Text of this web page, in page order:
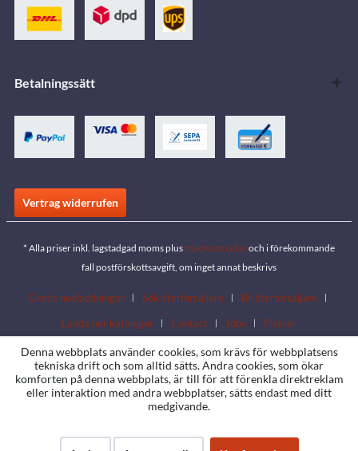
Betalningssätt
Vertrag widerrufen
* Alla priser inkl. lagstadgad moms plusfraktkostnaderoch i förekommande
fall postförskottsavgift, om inget annat beskrivs
Gratis nedladdningar Sök återförsäljare
Bli återförsäljare
Ladda ner kataloger
Contact Jobs Platser
Denna webbplats använder cookies, som krävs för webbplatsens
tekniska drift och som alltid sätts. Andra cookies, som ökar
komforten på denna webbplats, är till för att förenkla direktreklam
eller interaktion med andra webbplatser, sätts endast med ditt
medgivande.